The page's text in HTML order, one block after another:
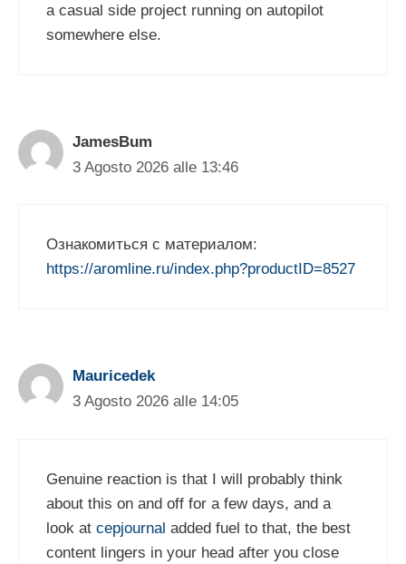
a casual side project running on autopilot
somewhere else.
JamesBum
3 Agosto 2026 alle 13:46
Ознакомиться с материалом:
https://aromline.ru/index.php?productID=8527
Mauricedek
3 Agosto 2026 alle 14:05
Genuine reaction is that I will probably think
about this on and off for a few days, and a
look at cepjournal added fuel to that, the best
content lingers in your head after you close